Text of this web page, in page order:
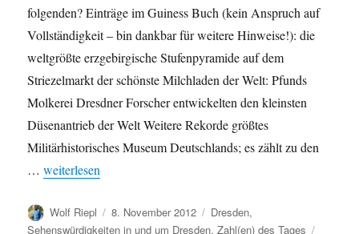
folgenden? Einträge im Guiness Buch (kein Anspruch auf
Vollständigkeit – bin dankbar für weitere Hinweise!): die
weltgrößte erzgebirgische Stufenpyramide auf dem
Striezelmarkt der schönste Milchladen der Welt: Pfunds
Molkerei Dresdner Forscher entwickelten den kleinsten
Düsenantrieb der Welt Weitere Rekorde größtes
Militärhistorisches Museum Deutschlands; es zählt zu den
…„Dresdner Rekorde (II)“
weiterlesen
Autor
Wolf Riepl
Veröffentlicht
am
8. November 2012 Kategorien
Dresden,
Sehenswürdigkeiten in und um Dresden,Zahl(en) des Tages